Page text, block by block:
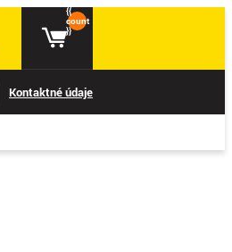
{{
count
}}
Kontaktné údaje